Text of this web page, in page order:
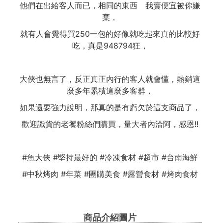
他們在出給客人而已，相同的東西 我賣便宜被你嫌
棄，
就有人會覺得買250一包的好像就吃起來真的比較好
吃，真是948794狂，
大俠也無言了，反正真正內行的客人就會懂，熱銷這
麼多年累積這麼多客群，
如果還要強力說明，那真的是有虧欠於這支商品了，
歡迎識貨的老饕粉絲們購買，量大者內洽阿，感恩!!
#魚大俠 #堅持最好的 #冷凍食材 #超市 #台南海鮮
#中秋烤肉 #年菜 #團購美食 #露營食材 #烤肉食材
商品介紹圖片